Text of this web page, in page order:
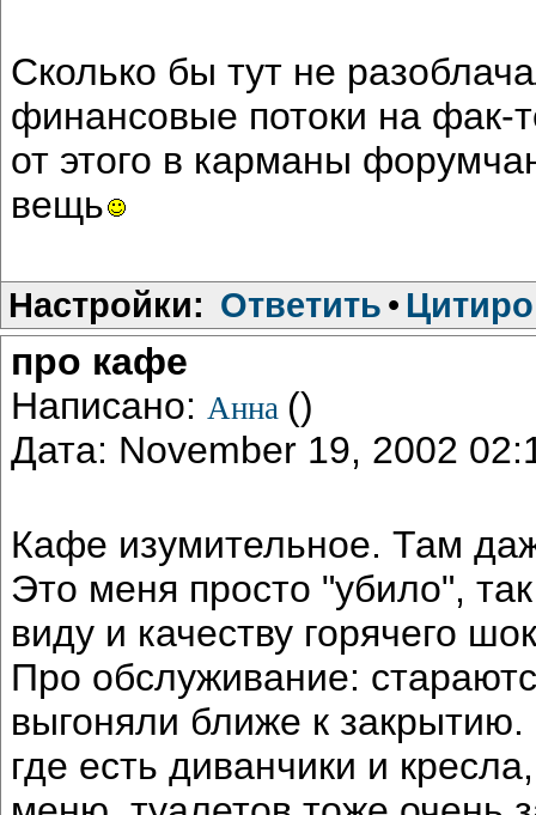
Сколько бы тут не
финансовые потоки на фак-
от этого в карманы
вещь
Настройки: Ответить •
про кафе
Написано: Анна ()
Дата: November 19, 2002
Кафе изумительное. Там
Это меня просто "убило",
виду и качеству горячего
Про обслуживание:
выгоняли ближе к
где есть диванчики и